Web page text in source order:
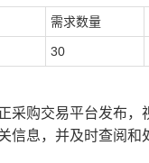
需求数量
30
采购交易平台发布，
信息，并及时查阅和